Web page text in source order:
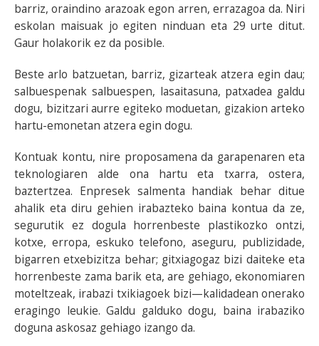
barriz, oraindino arazoak egon arren, errazagoa da. Niri
eskolan maisuak jo egiten ninduan eta 29 urte ditut.
Gaur holakorik ez da posible.
Beste arlo batzuetan, barriz, gizarteak atzera egin dau;
salbuespenak salbuespen, lasaitasuna, patxadea galdu
dogu, bizitzari aurre egiteko moduetan, gizakion arteko
hartu-emonetan atzera egin dogu.
Kontuak kontu, nire proposamena da garapenaren eta
teknologiaren alde ona hartu eta txarra, ostera,
baztertzea. Enpresek salmenta handiak behar ditue
ahalik eta diru gehien irabazteko baina kontua da ze,
segurutik ez dogula horrenbeste plastikozko ontzi,
kotxe, erropa, eskuko telefono, aseguru, publizidade,
bigarren etxebizitza behar; gitxiagogaz bizi daiteke eta
horrenbeste zama barik eta, are gehiago, ekonomiaren
moteltzeak, irabazi txikiagoek bizi­—kalidadean onerako
eragingo leukie. Galdu galduko dogu, baina irabaziko
doguna askosaz gehiago izango da.